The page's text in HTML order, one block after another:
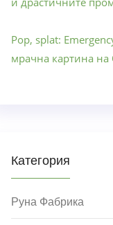
Pop, splat:
мрачна картина на
Категория
Руна Фабрика